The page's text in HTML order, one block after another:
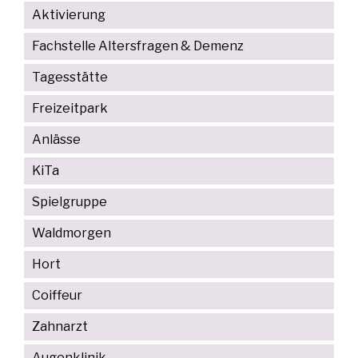
Aktivierung
Fachstelle Altersfragen & Demenz
Tagesstätte
Freizeitpark
Anlässe
KiTa
Spielgruppe
Waldmorgen
Hort
Coiffeur
Zahnarzt